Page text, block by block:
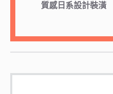
質感日系設計裝潢